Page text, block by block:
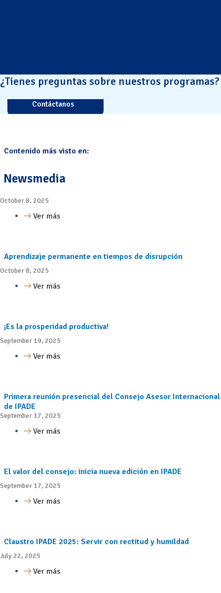
¿Tienes preguntas sobre nuestros programas?
Contáctanos
Contenido más visto en:
Newsmedia
October 8, 2025
Ver más
Aprendizaje permanente en tiempos de disrupción
October 8, 2025
Ver más
¡Es la prosperidad productiva!
September 19, 2025
Ver más
Primera reunión presencial del Consejo Asesor Internacional
de IPADE
September 17, 2025
Ver más
El valor del consejo: inicia nueva edición en IPADE
September 17, 2025
Ver más
Claustro IPADE 2025: Servir con rectitud y humildad
July 22, 2025
Ver más